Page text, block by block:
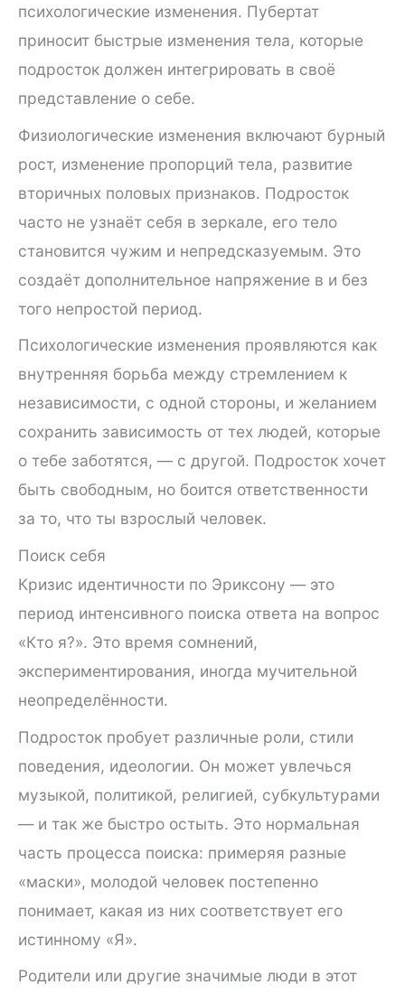
психологические изменения. Пубертат
приносит быстрые изменения тела, которые
подросток должен интегрировать в своё
представление о себе.
Физиологические изменения включают бурный
рост, изменение пропорций тела, развитие
вторичных половых признаков. Подросток
часто не узнаёт себя в зеркале, его тело
становится чужим и непредсказуемым. Это
создаёт дополнительное напряжение в и без
того непростой период.
Психологические изменения проявляются как
внутренняя борьба между стремлением к
независимости, с одной стороны, и желанием
сохранить зависимость от тех людей, которые
о тебе заботятся, — с другой. Подросток хочет
быть свободным, но боится ответственности
за то, что ты взрослый человек.
Поиск себя
Кризис идентичности по Эриксону — это
период интенсивного поиска ответа на вопрос
«Кто я?». Это время сомнений,
экспериментирования, иногда мучительной
неопределённости.
Подросток пробует различные роли, стили
поведения, идеологии. Он может увлечься
музыкой, политикой, религией, субкультурами
— и так же быстро остыть. Это нормальная
часть процесса поиска: примеряя разные
«маски», молодой человек постепенно
понимает, какая из них соответствует его
истинному «Я».
Родители или другие значимые люди в этот